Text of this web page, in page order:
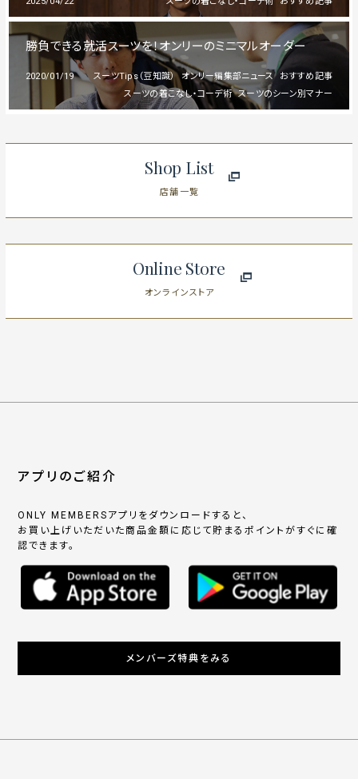
勝負できる就活スーツを！オンリーのミニマルオーダー
2020/01/19 おすすめ記事
オンリー編集部ニュース
スーツTips（豆知識）
スーツのシーン別マナー
スーツの着こなし・コーデ術
Shop List
店舗一覧
Online Store
オンラインストア
アプリのご紹介
ONLY MEMBERSアプリをダウンロードすると、
お買い上げいただいた商品金額に応じて貯まるポイントがすぐに確
認できます。
メンバーズ特典をみる